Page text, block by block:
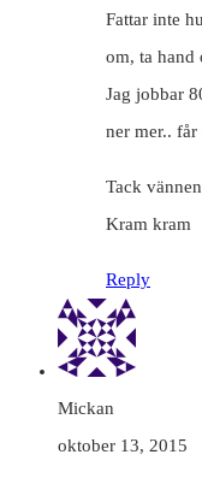
Fattar inte
om, ta hand
Jag jobbar
ner mer..
Tack
Kram kram
Reply
Mickan
oktober 13, 2015